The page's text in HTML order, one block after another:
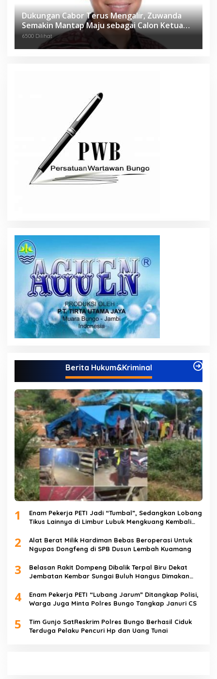
Dukungan Cabor Terus Mengalir, Zuwanda
Semakin Mantap Maju sebagai Calon Ketua
KONI
6500 Dilihat
Berita Hukum&Kriminal
1
Enam Pekerja PETI Jadi “Tumbal”, Sedangkan Lobang
Tikus Lainnya di Limbur Lubuk Mengkuang Kembali
2
Alat Berat Milik Hardiman Bebas Beroperasi Untuk
Ngupas Dongfeng di SPB Dusun Lembah Kuamang
3
Belasan Rakit Dompeng Dibalik Terpal Biru Dekat
Jembatan Kembar Sungai Buluh Hangus Dimakan
4
Enam Pekerja PETI “Lubang Jarum” Ditangkap Polisi,
Warga Juga Minta Polres Bungo Tangkap Januri CS
5
Tim Gunjo SatReskrim Polres Bungo Berhasil Ciduk
Terduga Pelaku Pencuri Hp dan Uang Tunai